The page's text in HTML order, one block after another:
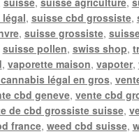
, suisse cbd grossiste,
, suisse grossiste,
suisse pollen, swiss shop,
, vaporette maison, vapoter,
légal en gros,
cbd geneve, vente cbd
de cbd grossiste suisse,
france, weed cbd suisse,